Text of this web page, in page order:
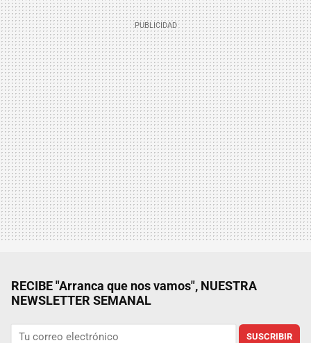
RECIBE "Arranca que nos vamos", NUESTRA
NEWSLETTER SEMANAL
SUSCRIBIR